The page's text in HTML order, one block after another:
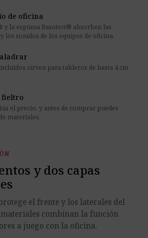
de oficina
y la espuma Basotect® absorben las
los sonidos de los equipos de oficina.
sirven para tableros de hasta 4 cm
fieltro
el precio, y antes de comprar puedes
materiales.
y dos capas
el frente y los laterales del
combinan la función
a juego con la oficina.